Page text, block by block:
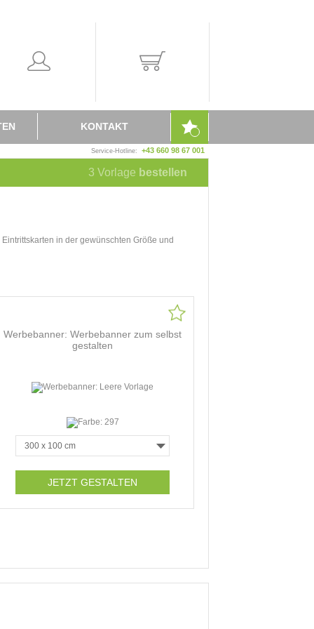
KONTAKT
Service-Hotline: +43 660 98 67 001
3 Vorlage bestellen
in der gewünschten Größe und
Werbebanner: Werbebanner zum selbst
gestalten
JETZT GESTALTEN